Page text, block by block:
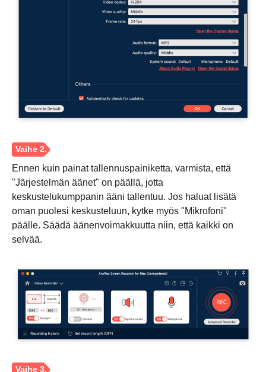
Ennen kuin painat tallennuspainiketta, varmista, että
"Järjestelmän äänet" on päällä, jotta
keskustelukumppanin ääni tallentuu. Jos haluat lisätä
oman puolesi keskusteluun, kytke myös "Mikrofoni"
päälle. Säädä äänenvoimakkuutta niin, että kaikki on
selvää.